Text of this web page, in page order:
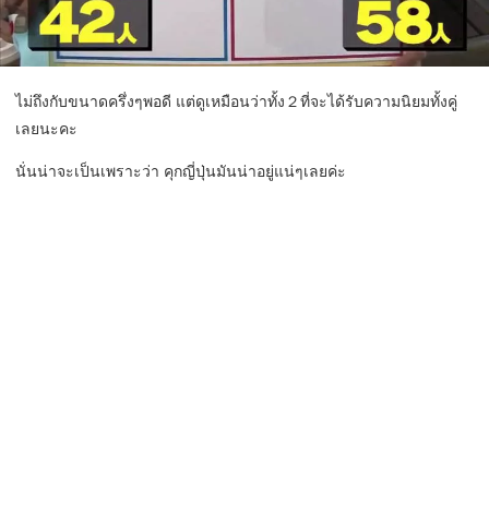
ไม่ถึงกับขนาดครึ่งๆพอดี แต่ดูเหมือนว่าทั้ง２ที่จะได้รับความนิยมทั้งคู่
เลยนะคะ
นั่นน่าจะเป็นเพราะว่า คุกญี่ปุ่นมันน่าอยู่แน่ๆเลยค่ะ